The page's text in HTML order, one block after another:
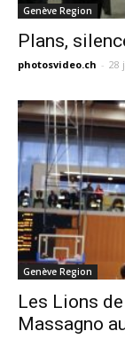
Genève Region
Plans,
photosvideo.ch - 28
Genève Region
Les Lions
Massagno